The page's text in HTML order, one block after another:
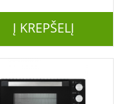
Į KREPŠELĮ